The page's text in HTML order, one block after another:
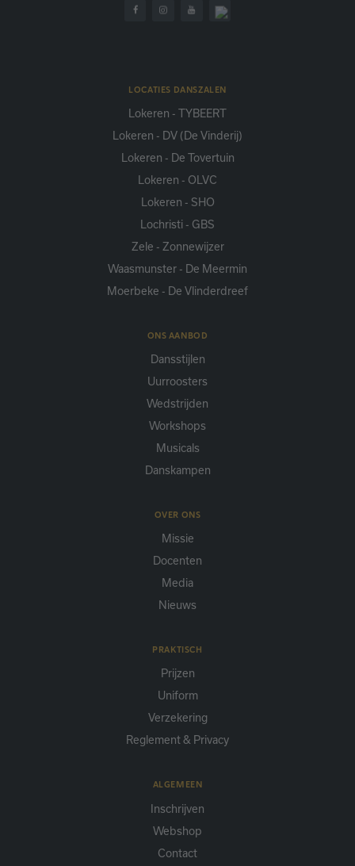
LOCATIES DANSZALEN
Lokeren - TYBEERT
Lokeren - DV (De Vinderij)
Lokeren - De Tovertuin
Lokeren - OLVC
Lokeren - SHO
Lochristi - GBS
Zele - Zonnewijzer
Waasmunster - De Meermin
Moerbeke - De Vlinderdreef
ONS AANBOD
Dansstijlen
Uurroosters
Wedstrijden
Workshops
Musicals
Danskampen
OVER ONS
Missie
Docenten
Media
Nieuws
PRAKTISCH
Prijzen
Uniform
Verzekering
Reglement & Privacy
ALGEMEEN
Inschrijven
Webshop
Contact